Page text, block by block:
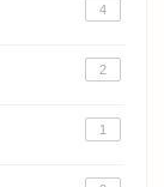
4
2
1